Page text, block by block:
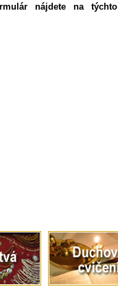
nájdete na týchto